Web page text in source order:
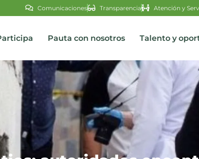
Comunicaciones Transparencia Atención y
Pauta con nosotros Talento y